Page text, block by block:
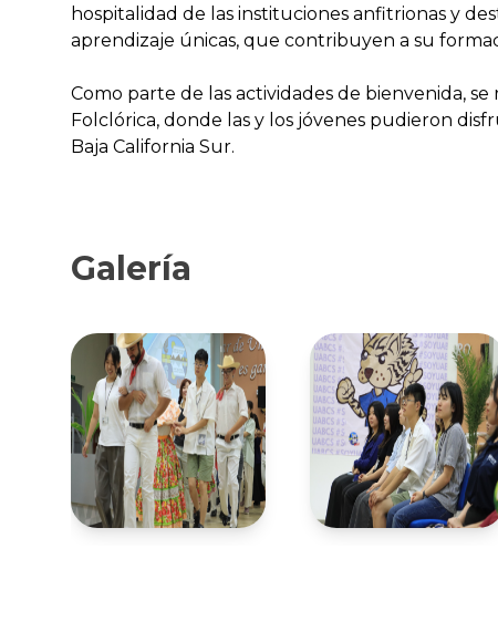
hospitalidad de las instituciones anfitrionas y
aprendizaje únicas, que contribuyen a su
Como parte de las actividades de bienvenida,
Folclórica, donde las y los jóvenes pudieron
Baja California Sur.
Galería